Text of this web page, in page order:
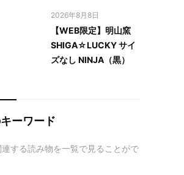
2026年8月8日
【WEB限定】明山窯
SHIGA☆LUCKY サイ
ズなし NINJA（黒）
ーワード
連する読み物を一覧で見ることがで